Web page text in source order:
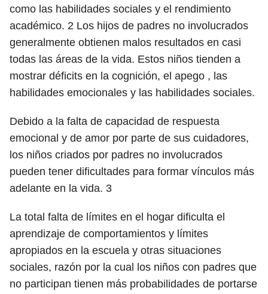
como las habilidades sociales y el rendimiento
académico. 2 Los hijos de padres no involucrados
generalmente obtienen malos resultados en casi
todas las áreas de la vida. Estos niños tienden a
mostrar déficits en la cognición, el apego , las
habilidades emocionales y las habilidades sociales.
Debido a la falta de capacidad de respuesta
emocional y de amor por parte de sus cuidadores,
los niños criados por padres no involucrados
pueden tener dificultades para formar vínculos más
adelante en la vida. 3
La total falta de límites en el hogar dificulta el
aprendizaje de comportamientos y límites
apropiados en la escuela y otras situaciones
sociales, razón por la cual los niños con padres que
no participan tienen más probabilidades de portarse